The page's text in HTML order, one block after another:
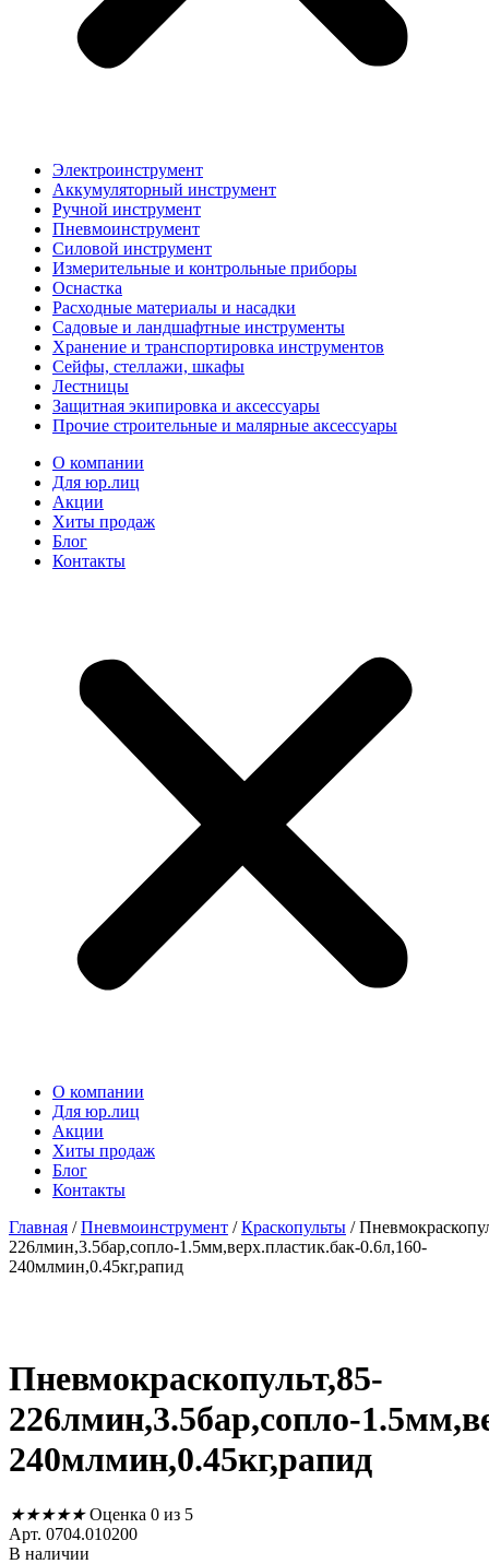
Электроинструмент
Аккумуляторный инструмент
Ручной инструмент
Пневмоинструмент
Силовой инструмент
Измерительные и контрольные приборы
Оснастка
Расходные материалы и насадки
Садовые и ландшафтные инструменты
Хранение и транспортировка инструментов
Сейфы, стеллажи, шкафы
Лестницы
Защитная экипировка и аксессуары
Прочие строительные и малярные аксессуары
О компании
Для юр.лиц
Акции
Хиты продаж
Блог
Контакты
О компании
Для юр.лиц
Акции
Хиты продаж
Блог
Контакты
Главная /Пневмоинструмент /Краскопульты /
226лмин,3.5бар,сопло-1.5мм,верх.пластик.бак-0.6л,160-
240млмин,0.45кг,рапид
Пневмокраскопульт,85-
226лмин,3.5бар,сопло-
240млмин,0.45кг,рапид
★★★★★ Оценка 0 из 5
Арт. 0704.010200
В наличии